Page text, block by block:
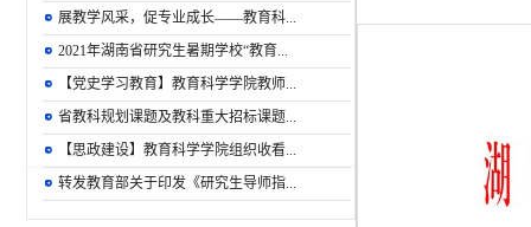
展教学风采，促专业成长——教育科...
2021年湖南省研究生暑期学校“教育...
【党史学习教育】教育科学学院教师...
省教科规划课题及教科重大招标课题...
【思政建设】教育科学学院组织收看...
转发教育部关于印发《研究生导师指...